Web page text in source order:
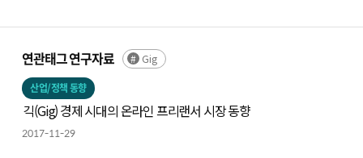
연관태그 연구자료 Gig
산업/정책 동향
긱(Gig) 경제 시대의 온라인 프리랜서 시장 동향
2017-11-29